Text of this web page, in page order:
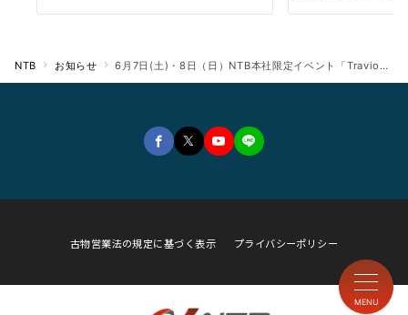
NTB お知らせ 6月7日(土)・8日（日）NTB本社限定イベント「Travio試乗会 & ご成約特典あり！」を開催！NTBのキャンピングカー『KAGAYAKI』と『EXPEDITION STRIKER』を出展！！
古物営業法の規定に基づく表示 プライバシーポリシー
MENU